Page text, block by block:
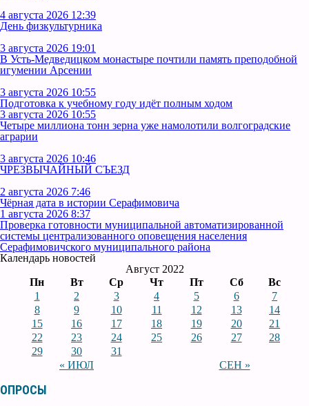
4 августа 2026 12:39
День физкультурника
3 августа 2026 19:01
В Усть‑Медведицком монастыре почтили память преподобной
игумении Арсении
3 августа 2026 10:55
Подготовка к учебному году идёт полным ходом
3 августа 2026 10:55
Четыре миллиона тонн зерна уже намолотили волгоградские
аграрии
3 августа 2026 10:46
ЧРЕЗВЫЧАЙНЫЙ СЪЕЗД
2 августа 2026 7:46
Чёрная дата в истории Серафимовича
1 августа 2026 8:37
Проверка готовности муниципальной автоматизированной
системы централизованного оповещения населения
Серафимовичского муниципального района
Календарь новостей
Август 2022
Пн
Вт Ср Чт Пт Сб Вс
« ИЮЛ СЕН »
1 2 3 4 5 6
7
8
9 10 11 12 13
14
15
16 17 18 19 20
21
22
23 24 25 26 27
28
29
30 31
ОПРОСЫ